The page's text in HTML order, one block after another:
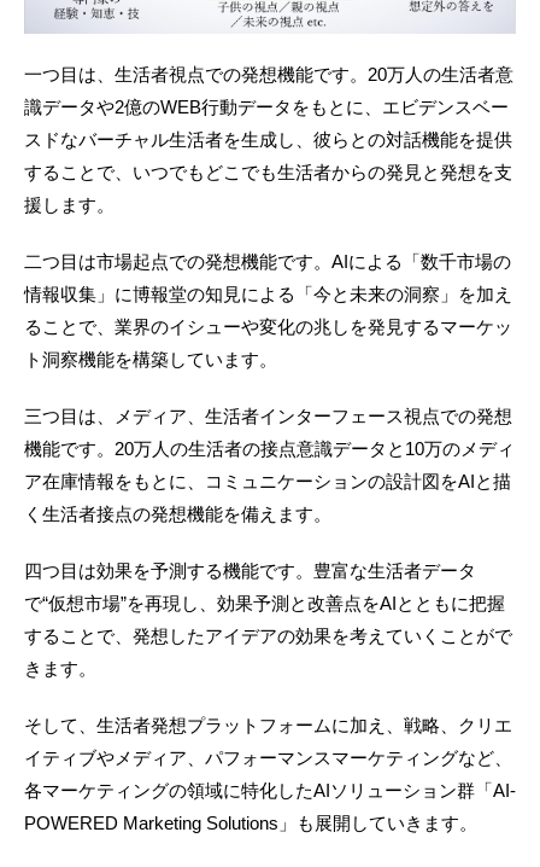
一つ目は、生活者視点での発想機能です。20万人の生活者意
識データや2億のWEB行動データをもとに、エビデンスベー
スドなバーチャル生活者を生成し、彼らとの対話機能を提供
することで、いつでもどこでも生活者からの発見と発想を支
援します。
二つ目は市場起点での発想機能です。AIによる「数千市場の
情報収集」に博報堂の知見による「今と未来の洞察」を加え
ることで、業界のイシューや変化の兆しを発見するマーケッ
ト洞察機能を構築しています。
三つ目は、メディア、生活者インターフェース視点での発想
機能です。20万人の生活者の接点意識データと10万のメディ
ア在庫情報をもとに、コミュニケーションの設計図をAIと描
く生活者接点の発想機能を備えます。
四つ目は効果を予測する機能です。豊富な生活者データ
で“仮想市場”を再現し、効果予測と改善点をAIとともに把握
することで、発想したアイデアの効果を考えていくことがで
きます。
そして、生活者発想プラットフォームに加え、戦略、クリエ
イティブやメディア、パフォーマンスマーケティングなど、
各マーケティングの領域に特化したAIソリューション群「AI-
POWERED Marketing Solutions」も展開していきます。